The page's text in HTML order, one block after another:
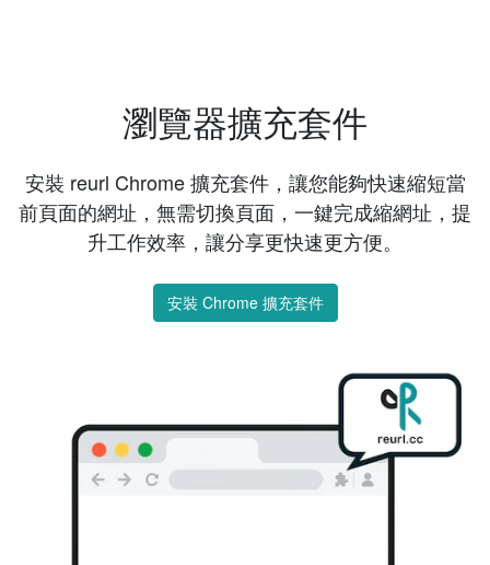
瀏覽器擴充套件
安裝 reurl Chrome 擴充套件，讓您能夠快速縮短當
前頁面的網址，無需切換頁面，一鍵完成縮網址，提
升工作效率，讓分享更快速更方便。
安裝 Chrome 擴充套件